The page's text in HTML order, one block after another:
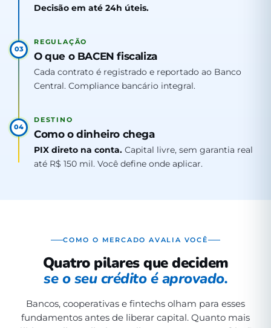
Decisão em até 24h úteis.
03
REGULAÇÃO
O que o BACEN fiscaliza
Cada contrato é registrado e reportado ao Banco
Central. Compliance bancário integral.
04
DESTINO
Como o dinheiro chega
PIX direto na conta. Capital livre, sem garantia real
até R$ 150 mil. Você define onde aplicar.
COMO O MERCADO AVALIA VOCÊ
Quatro pilares que decidem
se o seu crédito é aprovado.
Bancos, cooperativas e fintechs olham para esses
fundamentos antes de liberar capital. Quanto mais